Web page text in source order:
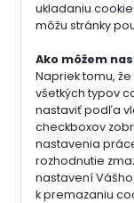
ukladaniu
môžu stránky
Ako môžem
Napriek tomu,
všetkých typov
nastaviť podľa
checkboxov
nastavenia
rozhodnutie
nastavení
k premazaniu